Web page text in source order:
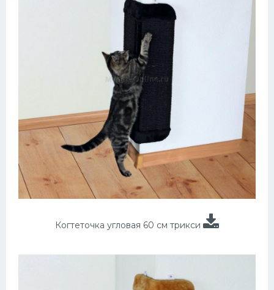
Когтеточка угловая 60 см трикси